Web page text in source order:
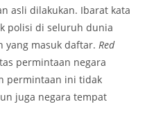
asli dilakukan. Ibarat kata
polisi di seluruh dunia
yang masuk daftar. Red
permintaan negara
permintaan ini tidak
juga negara tempat